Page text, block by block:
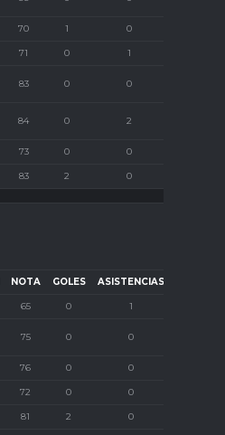
70 1 0
71 0 1
83 0 0
84 0 2
73 0 0
83 2 0
NOTA GOLES ASISTENCIAS
65 0 1
75 0 0
76 0 0
72 0 0
81 2 0